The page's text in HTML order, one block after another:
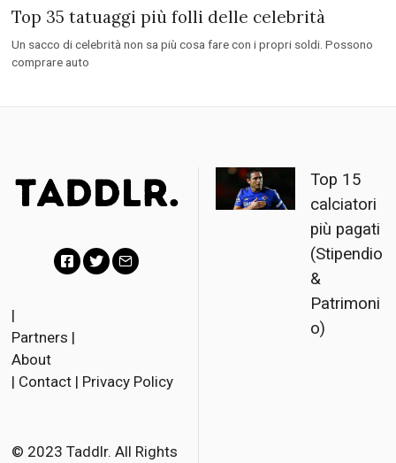
Top 35 tatuaggi più folli delle celebrità
Un sacco di celebrità non sa più cosa fare con i propri soldi. Possono
comprare auto
c
o
r
l
|
Partners |
About
| Contact | Privacy Policy
© 2023 Taddlr. All Rights
Top 15
calciatori
più pagati
(Stipendio
&
Patrimoni
o)